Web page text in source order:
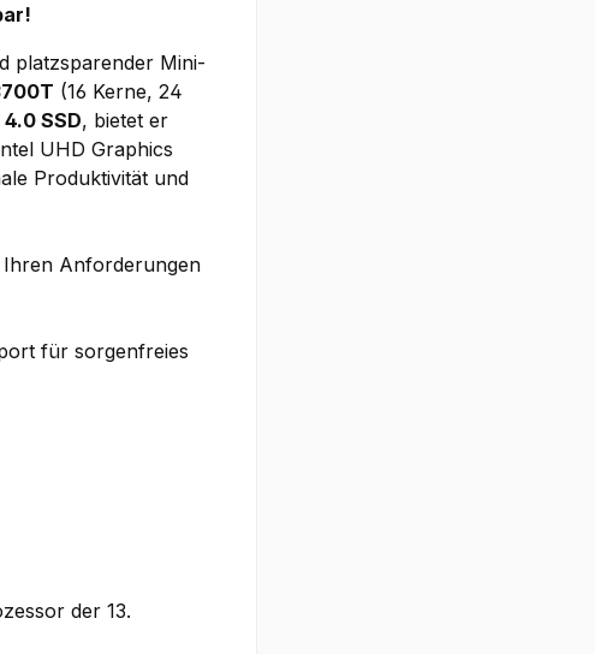
platzsparender Mini-
(16 Kerne, 24
4.0 SSD, bietet er
UHD Graphics
Produktivität und
Ihren Anforderungen
für sorgenfreies
der 13.